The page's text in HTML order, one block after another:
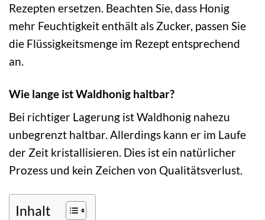
Rezepten ersetzen. Beachten Sie, dass Honig
mehr Feuchtigkeit enthält als Zucker, passen Sie
die Flüssigkeitsmenge im Rezept entsprechend
an.
Wie lange ist Waldhonig haltbar?
Bei richtiger Lagerung ist Waldhonig nahezu
unbegrenzt haltbar. Allerdings kann er im Laufe
der Zeit kristallisieren. Dies ist ein natürlicher
Prozess und kein Zeichen von Qualitätsverlust.
Inhalt